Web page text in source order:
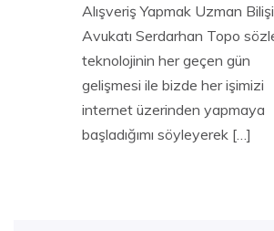
Alışveriş Yapmak Uzman
Avukatı Serdarhan Topo
teknolojinin her geçen gün
gelişmesi ile bizde her işimizi
internet üzerinden yapmaya
başladığımı söyleyerek […]